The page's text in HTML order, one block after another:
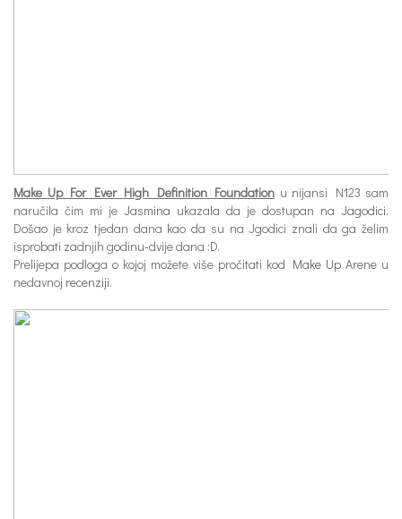
Make Up For Ever High Definition Foundation u nijansi N123 sam
naručila čim mi je Jasmina ukazala da je dostupan na Jagodici.
Došao je kroz tjedan dana kao da su na Jgodici znali da ga želim
isprobati zadnjih godinu-dvije dana :D.
Prelijepa podloga o kojoj možete više pročitati kod Make Up Arene u
nedavnoj recenziji.